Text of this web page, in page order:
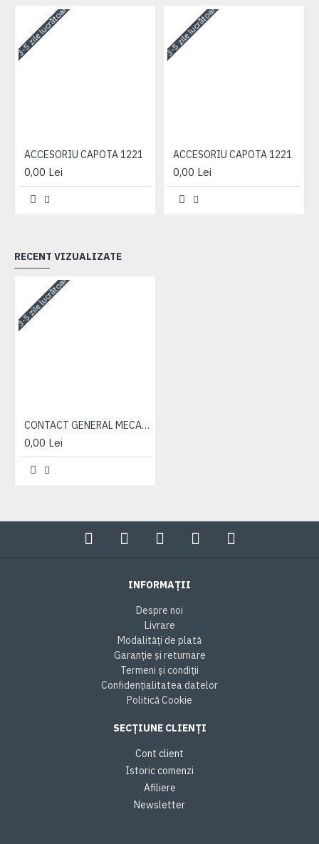
3-5 zile lucrătoare
ACCESORIU CAPOTA 1221
0,00 Lei
3-5 zile lucrătoare
ACCESORIU CAPOTA 1221
0,00 Lei
RECENT VIZUALIZATE
3-5 zile lucrătoare
CONTACT GENERAL MECANIC SIMPLU 1212.3737-04 ( 3708.10 )
0,00 Lei
INFORMAȚII
Despre noi
Livrare
Modalități de plată
Garanție și returnare
Termeni și condiții
Confidențialitatea datelor
Politică Cookie
SECȚIUNE CLIENȚI
Cont client
Istoric comenzi
Afiliere
Newsletter